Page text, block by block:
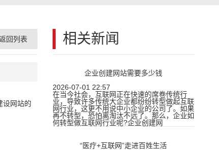
相关新闻
企业创建网站需要多少钱
2026-07-01 22:57
在当今社会，互联网正在快速的席卷传统行
业，导致许多传统大企业都纷纷转型做起互联
网行业，这更不用说中小企业的公司了。如果
再不转型，恐怕离淘汰不远了。那么，企业如
何转型做互联网行业呢?企业创建网
“医疗+互联网”走进百姓生活
回列表
设网站的